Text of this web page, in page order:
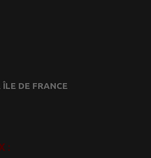
ÎLE DE FRANCE
: